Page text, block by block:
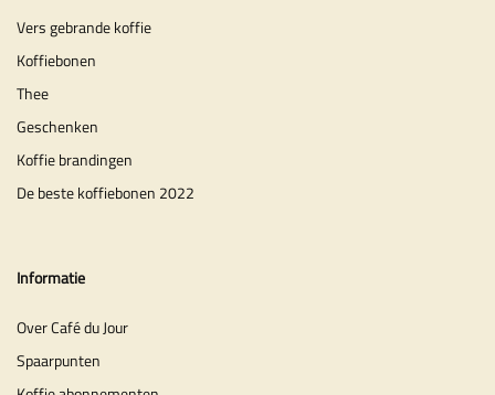
Vers gebrande koffie
Koffiebonen
Thee
Geschenken
Koffie brandingen
De beste koffiebonen 2022
Informatie
Over Café du Jour
Spaarpunten